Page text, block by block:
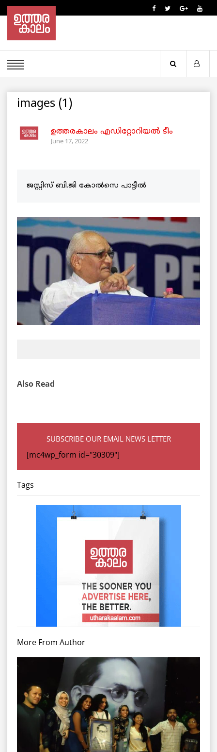
images (1)
ഉത്തരകാലം എഡിറ്റോറിയല്‍ ടീം
June 17, 2022
ജസ്റ്റിസ്‌ ബി.ജി കോൽസെ പാട്ടീൽ
Also Read
SUBSCRIBE OUR EMAIL NEWS LETTER
[mc4wp_form id="30309"]
Tags
More From Author